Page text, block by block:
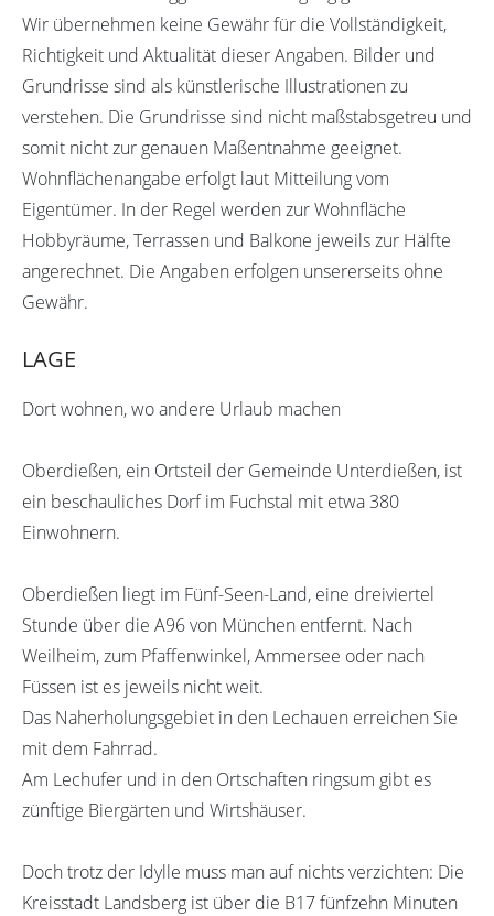
Wir übernehmen keine Gewähr für die Vollständigkeit,
Richtigkeit und Aktualität dieser Angaben. Bilder und
Grundrisse sind als künstlerische Illustrationen zu
verstehen. Die Grundrisse sind nicht maßstabsgetreu und
somit nicht zur genauen Maßentnahme geeignet.
Wohnflächenangabe erfolgt laut Mitteilung vom
Eigentümer. In der Regel werden zur Wohnfläche
Hobbyräume, Terrassen und Balkone jeweils zur Hälfte
angerechnet. Die Angaben erfolgen unsererseits ohne
Gewähr.
LAGE
Dort wohnen, wo andere Urlaub machen
Oberdießen, ein Ortsteil der Gemeinde Unterdießen, ist
ein beschauliches Dorf im Fuchstal mit etwa 380
Einwohnern.
Oberdießen liegt im Fünf-Seen-Land, eine dreiviertel
Stunde über die A96 von München entfernt. Nach
Weilheim, zum Pfaffenwinkel, Ammersee oder nach
Füssen ist es jeweils nicht weit.
Das Naherholungsgebiet in den Lechauen erreichen Sie
mit dem Fahrrad.
Am Lechufer und in den Ortschaften ringsum gibt es
zünftige Biergärten und Wirtshäuser.
Doch trotz der Idylle muss man auf nichts verzichten: Die
Kreisstadt Landsberg ist über die B17 fünfzehn Minuten